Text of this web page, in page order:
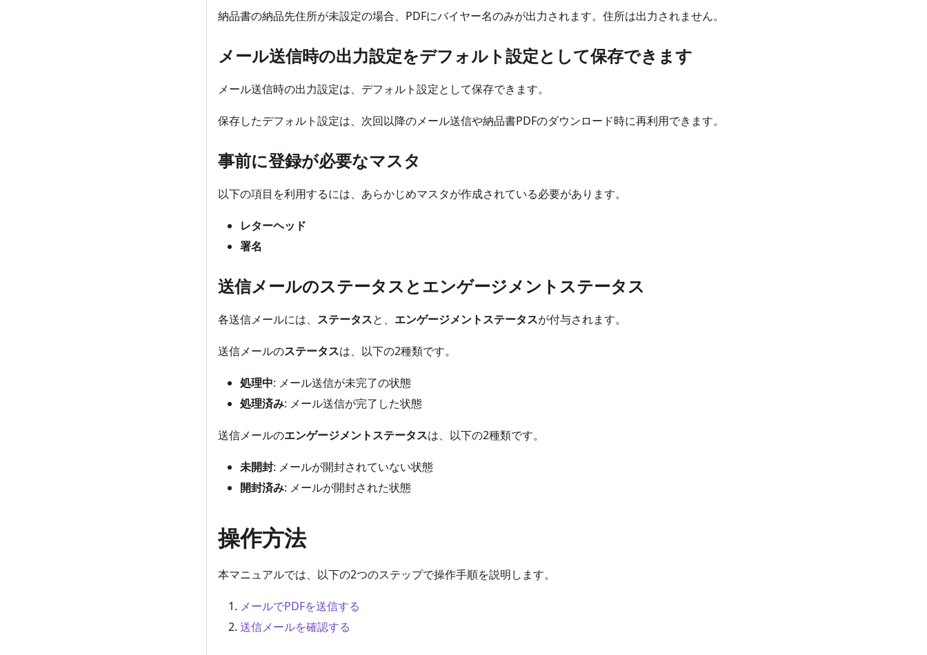
納品書の納品先住所が未設定の場合、PDFにバイヤー名のみが出力されます。住所は出力されません。
メール送信時の出力設定をデフォルト設定として保存できます
メール送信時の出力設定は、デフォルト設定として保存できます。
保存したデフォルト設定は、次回以降のメール送信や納品書PDFのダウンロード時に再利用できます。
事前に登録が必要なマスタ
以下の項目を利用するには、あらかじめマスタが作成されている必要があります。
レターヘッド
署名
送信メールのステータスとエンゲージメントステータス
各送信メールには、 ステータスと、 エンゲージメントステータスが付与されます。
送信メールのステータスは、以下の2種類です。
処理中: メール送信が未完了の状態
処理済み: メール送信が完了した状態
送信メールのエンゲージメントステータスは、以下の2種類です。
未開封: メールが開封されていない状態
開封済み: メールが開封された状態
操作方法
本マニュアルでは、以下の2つのステップで操作手順を説明します。
メールでPDFを送信する
送信メールを確認する